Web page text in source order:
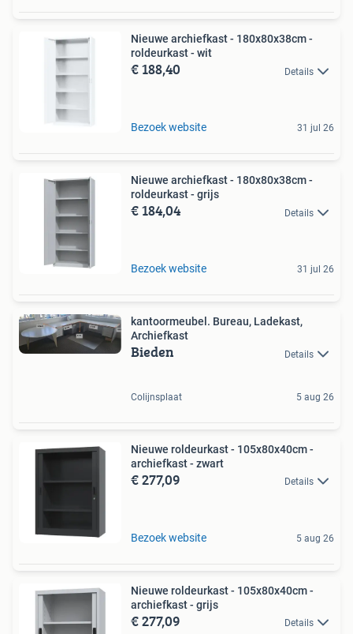
Nieuwe archiefkast - 180x80x38cm -
roldeurkast - wit
€ 188,40 Details
Bezoek website 31 jul 26
Nieuwe archiefkast - 180x80x38cm -
roldeurkast - grijs
€ 184,04 Details
Bezoek website 31 jul 26
kantoormeubel. Bureau, Ladekast,
Archiefkast
Bieden Details
Colijnsplaat 5 aug 26
Nieuwe roldeurkast - 105x80x40cm -
archiefkast - zwart
€ 277,09 Details
Bezoek website 5 aug 26
Nieuwe roldeurkast - 105x80x40cm -
archiefkast - grijs
€ 277,09 Details